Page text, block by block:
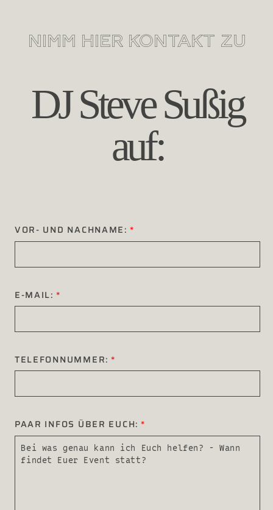
NIMM HIER KONTAKT ZU
DJ Steve Sußig
auf:
VOR- UND NACHNAME:
E-MAIL:
TELEFONNUMMER:
PAAR INFOS ÜBER EUCH: